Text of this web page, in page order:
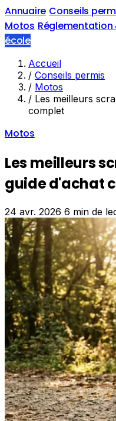
Annuaire Conseils
Motos Réglementation
école
Accueil
/ Conseils permis
/ Motos
/ Les meilleurs
complet
Motos
Les meilleurs
guide d'achat
24 avr. 2026 6 min de